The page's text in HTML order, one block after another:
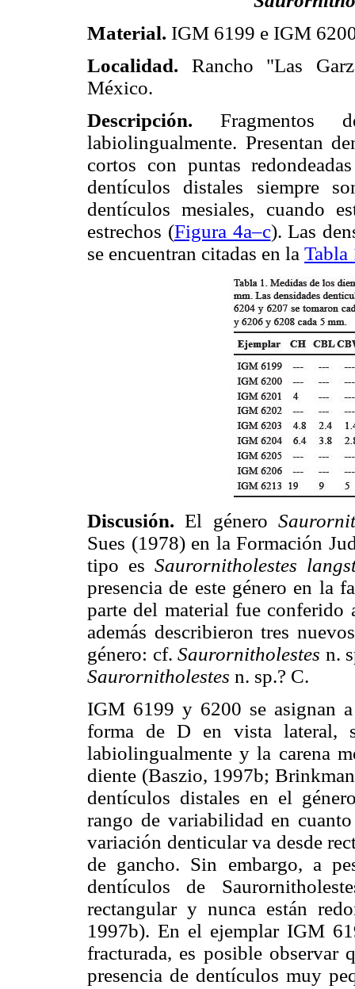
Material. IGM 6199 e IGM
Localidad. Rancho "Las
México.
Descripción. Fragmentos
labiolingualmente. Presentan
cortos con puntas
dentículos distales siempre
dentículos mesiales, cuando
estrechos (Figura 4a–c). Las
se encuentran citadas en la Tabla
Discusión. El género
Sues (1978) en la Formación
tipo es Saurornitholestes
presencia de este género en la
parte del material fue conferido
además describieron tres
género: cf. Saurornitholestes n.
Saurornitholestes n. sp.? C.
IGM 6199 y 6200 se asignan
forma de D en vista lateral,
labiolingualmente y la carena
diente (Baszio, 1997b;
dentículos distales en el
rango de variabilidad en
variación denticular va desde
de gancho. Sin embargo, a
dentículos de
rectangular y nunca están
1997b). En el ejemplar IGM
fracturada, es posible observar
presencia de dentículos muy